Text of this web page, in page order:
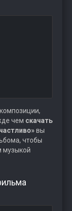
чем скачать
вы
чтобы
музыкой